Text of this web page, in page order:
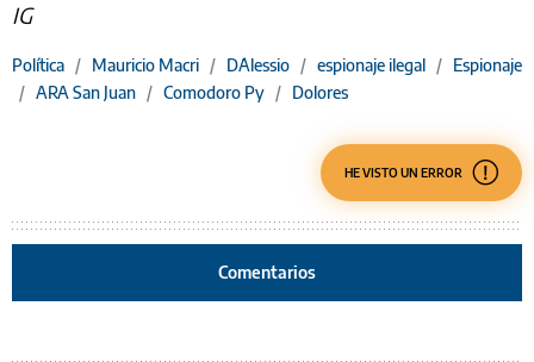
IG
Política / Mauricio Macri / D´Alessio / espionaje ilegal / Espionaje
/ ARA San Juan / Comodoro Py / Dolores
HE VISTO UN ERROR
Comentarios